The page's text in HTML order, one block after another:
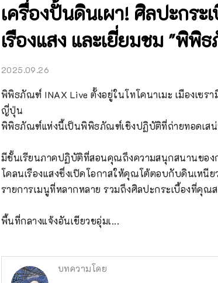
เครื่องปั้นดินเผา! ศิลปะกระ
เรืองแสง และเยี่ยมชม "พิพิ
2025.09.26
พิพิธภัณฑ์ INAX Live ตั้งอยู่ในโทโคนาเมะ เมืองเซร
ญี่ปุ่น
พิพิธภัณฑ์แห่งนี้เป็นพิพิธภัณฑ์เชิงปฏิบัติที่ถ่ายทอดเสน่
มีชั้นเรียนภาคปฏิบัติที่สอนคุณถึงความสนุกสนานของ
โคลนเรืองแสงซึ่งเปิดโอกาสให้คุณโต้ตอบกับดินเหนี
รายการเมนูที่หลากหลาย รวมถึงศิลปะกระเบื้องที่คุณ
พื้นที่กลางแจ้งอันเขียวชอุ่มเ...
บทความโดย